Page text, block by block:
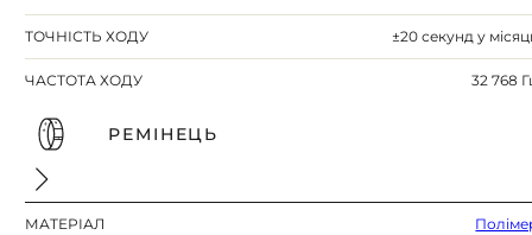
ТОЧНІСТЬ ХОДУ ±20 секунд у
ЧАСТОТА ХОДУ 32 768
РЕМІНЕЦЬ
МАТЕРІАЛ